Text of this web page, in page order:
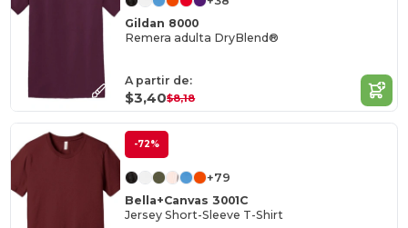
Gildan 8000
Remera adulta DryBlend®
A partir de:
$3,40$8,18
-72%
+79
Bella+Canvas 3001C
Jersey Short-Sleeve T-Shirt